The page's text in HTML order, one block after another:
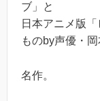
ブ」と
日本アニメ版
ものby声優・岡
名作。